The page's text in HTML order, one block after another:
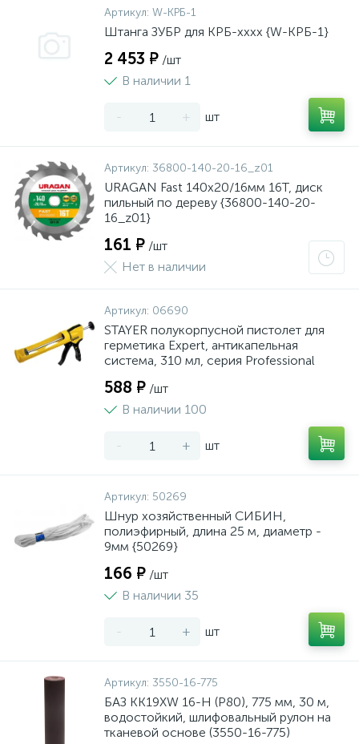
Артикул: W-КРБ-1
Штанга ЗУБР для КРБ-хххх {W-КРБ-1}
2 453 ₽ /шт
В наличии 1
- + шт
Артикул: 36800-140-20-16_z01
URAGAN Fast 140x20/16мм 16Т, диск
пильный по дереву {36800-140-20-
16_z01}
161 ₽ /шт
Нет в наличии
Артикул: 06690
STAYER полукорпусной пистолет для
герметика Expert, антикапельная
система, 310 мл, серия Professional
588 ₽ /шт
В наличии 100
- + шт
Артикул: 50269
Шнур хозяйственный СИБИН,
полиэфирный, длина 25 м, диаметр -
9мм {50269}
166 ₽ /шт
В наличии 35
- + шт
Артикул: 3550-16-775
БАЗ KK19XW 16-H (Р80), 775 мм, 30 м,
водостойкий, шлифовальный рулон на
тканевой основе (3550-16-775)